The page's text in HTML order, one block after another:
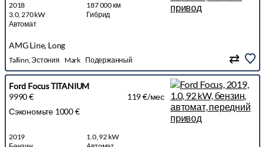
2018
187 000 км
3.0, 270 kW
Гибрид
Автомат
AMG Line, Long
Tallinn, Эстония Mark Подержанный
Ford Focus TITANIUM
9990 €
119 €/мес
Сэкономьте 1000 €
2019
1.0, 92 kW